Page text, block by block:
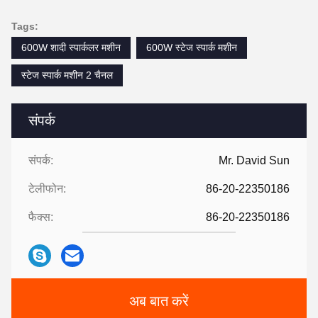
संपर्क
संपर्क: Mr. David Sun
टेलीफोन: 86-20-22350186
फैक्स: 86-20-22350186
अब बात करें
Tags:
600W शादी स्पार्कलर मशीन
600W स्टेज स्पार्क मशीन
स्टेज स्पार्क मशीन 2 चैनल